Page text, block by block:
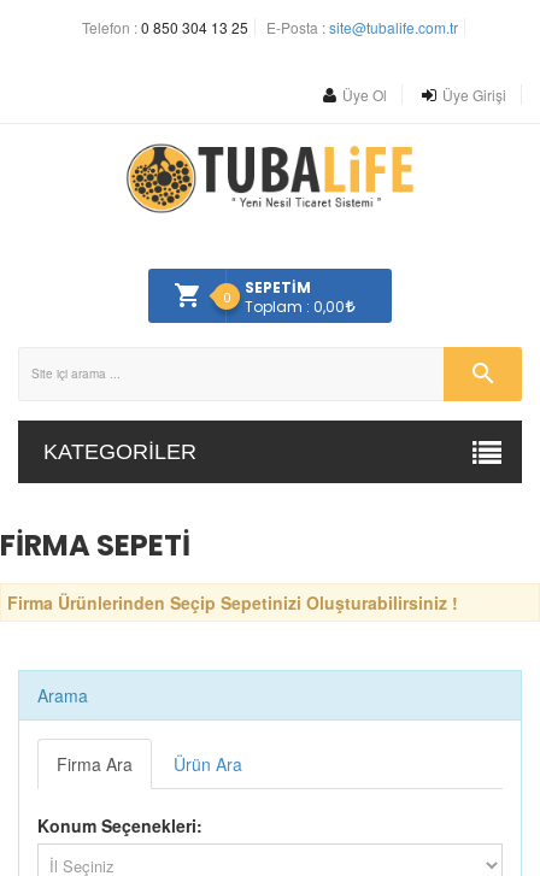
Telefon :0 850 304 13 25 E-Posta :site@tubalife.com.tr
Üye Ol Üye Girişi
SEPETİM
0 Toplam : 0,00
KATEGORILER
FİRMA SEPETİ
Firma Ürünlerinden Seçip Sepetinizi Oluşturabilirsiniz !
Arama
Firma Ara Ürün Ara
Konum Seçenekleri: